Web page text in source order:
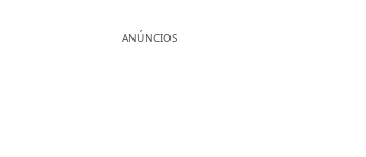
ANÚNCIOS